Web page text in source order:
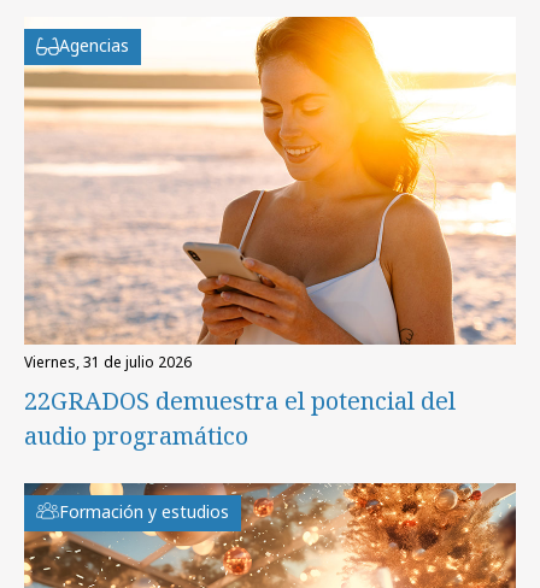
Agencias
viernes, 31 de julio 2026
22GRADOS demuestra el potencial del
audio programático
Formación y estudios